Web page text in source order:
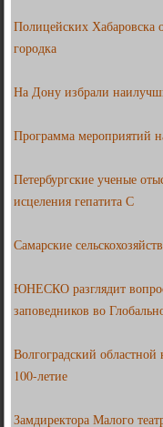
Полицейских
городка
На Дону избрали
Программа мероприятий
Петербургские ученые
исцеления гепатита С
Самарские
ЮНЕСКО разглядит
заповедников во
Волгоградский областной
100-летие
Замдиректора Малого